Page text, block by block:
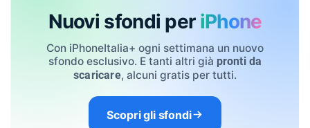
Nuovi sfondi per iPhone
Con iPhoneItalia+ ogni settimana un nuovo
sfondo esclusivo. E tanti altri già pronti da
scaricare, alcuni gratis per tutti.
Scopri gli sfondi